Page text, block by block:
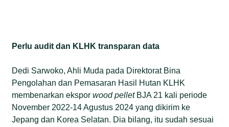
Perlu audit dan KLHK transparan data
Dedi Sarwoko, Ahli Muda pada Direktorat Bina
Pengolahan dan Pemasaran Hasil Hutan KLHK
membenarkan eksporwood pelletBJA 21 kali periode
November 2022-14 Agustus 2024 yang dikirim ke
Jepang dan Korea Selatan. Dia bilang, itu sudah sesuai